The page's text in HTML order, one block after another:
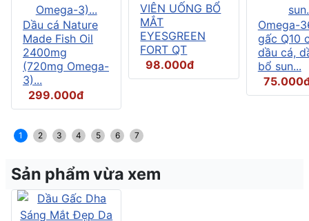
Dầu cá Nature
Made Fish Oil
2400mg
(720mg Omega-
3)...
299.000đ
VIÊN UỐNG BỔ
MẮT
EYESGREEN
FORT QT
98.000đ
Omega-
gấc Q10
dầu cá,
bổ sun...
1 2 3 4 5 6 7
Sản phẩm vừa xem